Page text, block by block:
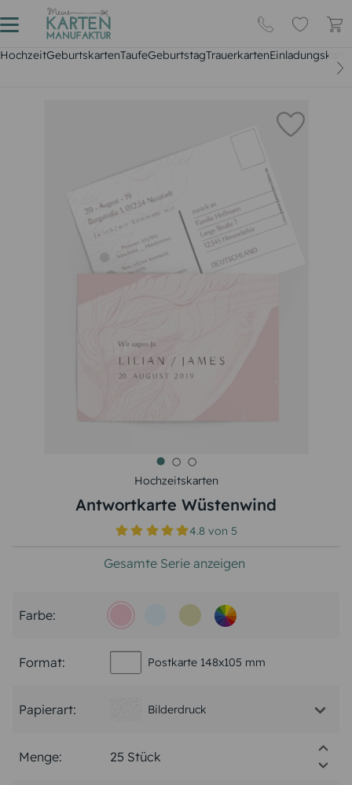
HochzeitGeburtskartenTaufeGeburtstagTrauerkarten
Hochzeitskarten
Antwortkarte Wüstenwind
4.8 von5
Gesamte Serie anzeigen
Farbe:
Format: Postkarte 148x105 mm
Papierart: Bilderdruck
Menge: